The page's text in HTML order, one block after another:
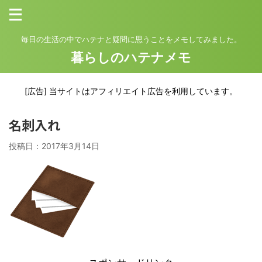
毎日の生活の中でハテナと疑問に思うことをメモしてみました。
暮らしのハテナメモ
[広告] 当サイトはアフィリエイト広告を利用しています。
名刺入れ
投稿日： 2017年3月14日